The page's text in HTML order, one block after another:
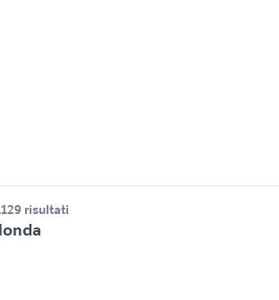
risultati